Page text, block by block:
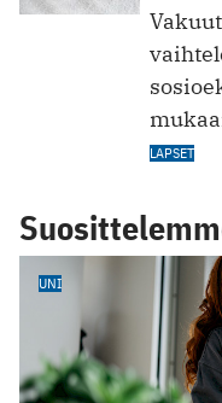
LAPSET
UNI